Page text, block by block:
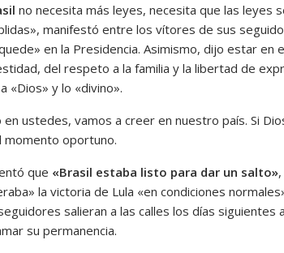
no necesita más leyes, necesita que las leyes
manifestó entre los vítores de sus
en la Presidencia. Asimismo, dijo estar en
del respeto a la familia y la libertad de
«Dios» y lo «divino».
en ustedes, vamos a creer en nuestro país. Si
momento oportuno.
que «Brasil estaba listo para dar un salto»
la victoria de Lula «en condiciones
salieran a las calles los días siguientes
su permanencia.